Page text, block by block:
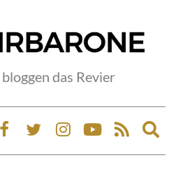
das Revier